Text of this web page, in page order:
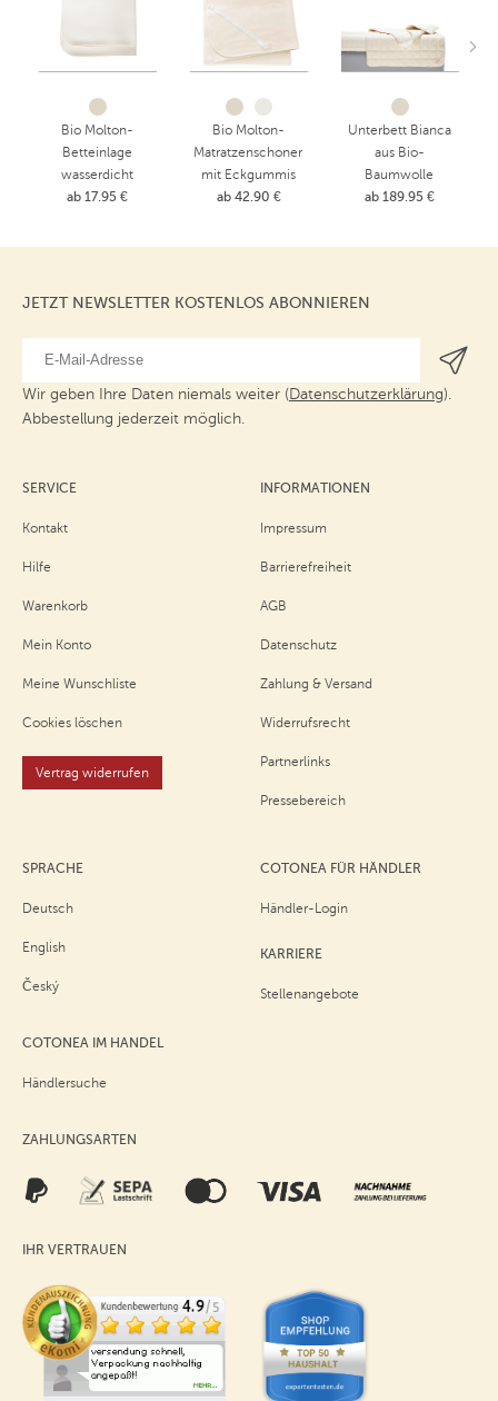
Bio Molton-
Betteinlage
wasserdicht
ab 17.95 €
Bio Molton-
Matratzenschoner
mit Eckgummis
ab 42.90 €
Unterbett Bianca
aus Bio-
Baumwolle
ab 189.95 €
JETZT NEWSLETTER KOSTENLOS ABONNIEREN
Wir geben Ihre Daten niemals weiter (Datenschutzerklärung).
Abbestellung jederzeit möglich.
SERVICE
Kontakt
Hilfe
Warenkorb
Mein Konto
Meine Wunschliste
Cookies löschen
Vertrag widerrufen
INFORMATIONEN
Impressum
Barrierefreiheit
AGB
Datenschutz
Zahlung & Versand
Widerrufsrecht
Partnerlinks
Pressebereich
SPRACHE
Deutsch
English
Český
COTONEA IM HANDEL
Händlersuche
COTONEA FÜR HÄNDLER
Händler-Login
KARRIERE
Stellenangebote
ZAHLUNGSARTEN
IHR VERTRAUEN